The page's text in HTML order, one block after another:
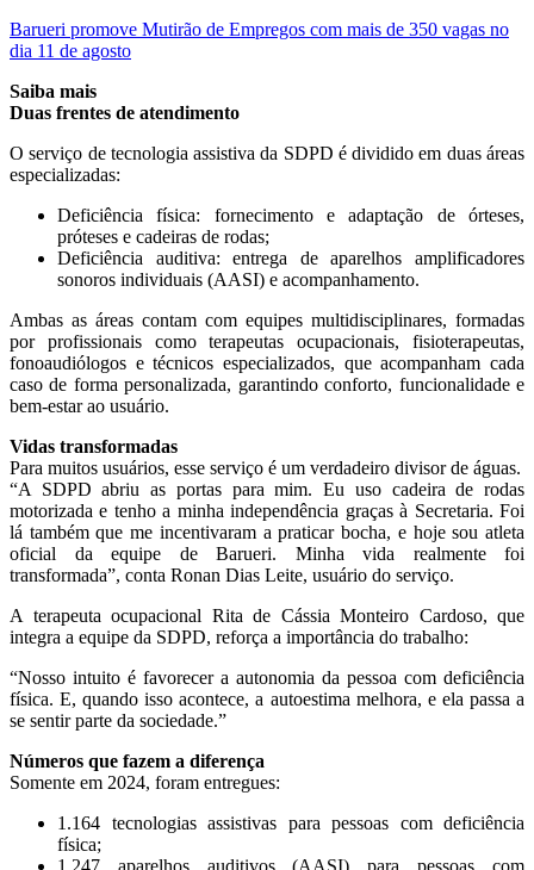
Barueri promove Mutirão de Empregos com mais de 350 vagas no
dia 11 de agosto
Saiba mais
Duas frentes de atendimento
O serviço de tecnologia assistiva da SDPD é dividido em duas áreas
especializadas:
Deficiência física: fornecimento e adaptação de órteses,
próteses e cadeiras de rodas;
Deficiência auditiva: entrega de aparelhos amplificadores
sonoros individuais (AASI) e acompanhamento.
Ambas as áreas contam com equipes multidisciplinares, formadas
por profissionais como terapeutas ocupacionais, fisioterapeutas,
fonoaudiólogos e técnicos especializados, que acompanham cada
caso de forma personalizada, garantindo conforto, funcionalidade e
bem-estar ao usuário.
Vidas transformadas
Para muitos usuários, esse serviço é um verdadeiro divisor de águas.
“A SDPD abriu as portas para mim. Eu uso cadeira de rodas
motorizada e tenho a minha independência graças à Secretaria. Foi
lá também que me incentivaram a praticar bocha, e hoje sou atleta
oficial da equipe de Barueri. Minha vida realmente foi
transformada”, conta Ronan Dias Leite, usuário do serviço.
A terapeuta ocupacional Rita de Cássia Monteiro Cardoso, que
integra a equipe da SDPD, reforça a importância do trabalho:
“Nosso intuito é favorecer a autonomia da pessoa com deficiência
física. E, quando isso acontece, a autoestima melhora, e ela passa a
se sentir parte da sociedade.”
Números que fazem a diferença
Somente em 2024, foram entregues:
1.164 tecnologias assistivas para pessoas com deficiência
física;
1.247 aparelhos auditivos (AASI) para pessoas com